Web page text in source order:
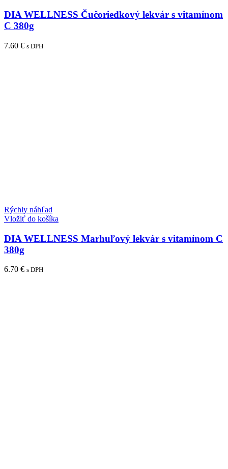
DIA WELLNESS Čučoriedkový lekvár s vitamínom
C 380g
7.60 € s DPH
Rýchly náhľad
Vložiť do košíka
DIA WELLNESS Marhuľový lekvár s vitamínom C
380g
6.70 € s DPH